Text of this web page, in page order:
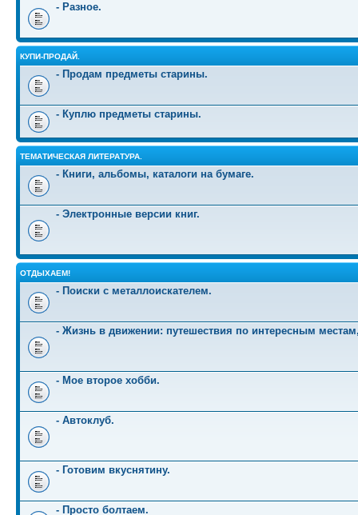
- Разное.
КУПИ-ПРОДАЙ.
- Продам предметы старины.
- Куплю предметы старины.
ТЕМАТИЧЕСКАЯ ЛИТЕРАТУРА.
- Книги, альбомы, каталоги на бумаге.
- Электронные версии книг.
ОТДЫХАЕМ!
- Поиски с металлоискателем.
- Жизнь в движении: путешествия по интересным
- Мое второе хобби.
- Автоклуб.
- Готовим вкуснятину.
- Просто болтаем.